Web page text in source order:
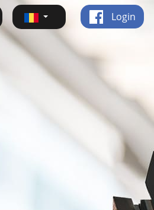
Login